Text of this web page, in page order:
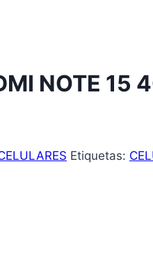
NOTE 15
Etiquetas: